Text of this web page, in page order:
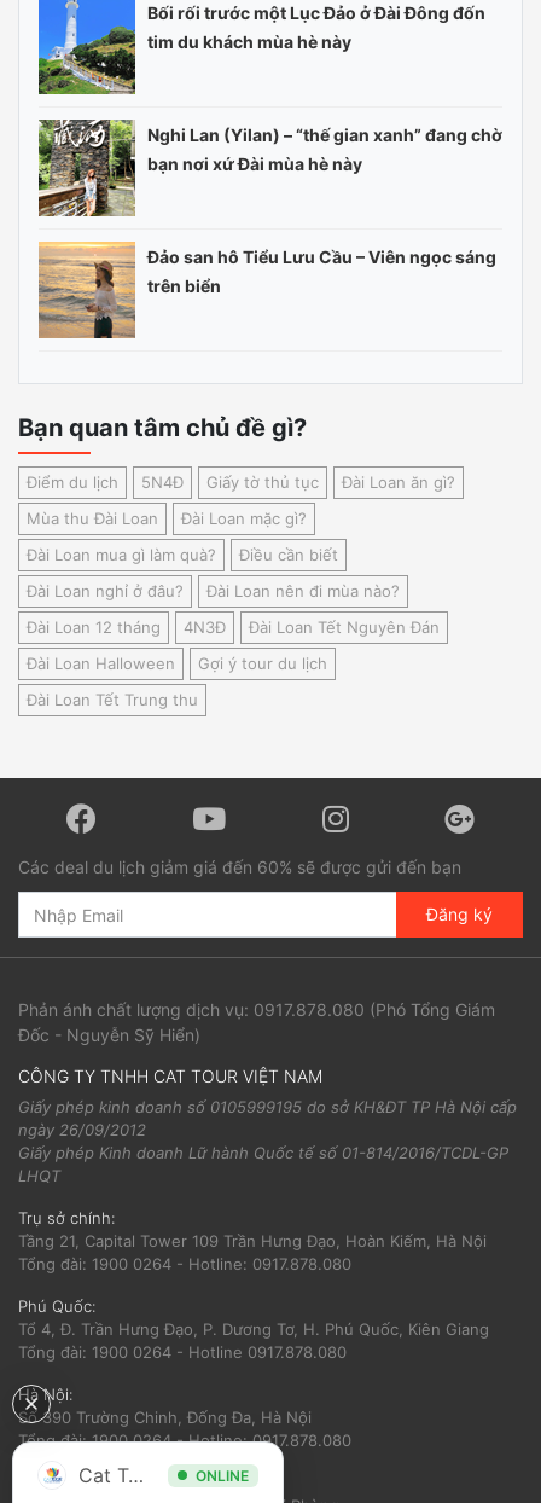
Bối rối trước một Lục Đảo ở Đài Đông đốn
tim du khách mùa hè này
Nghi Lan (Yilan) – “thế gian xanh” đang chờ
bạn nơi xứ Đài mùa hè này
Đảo san hô Tiểu Lưu Cầu – Viên ngọc sáng
trên biển
Bạn quan tâm chủ đề gì?
Điểm du lịch 5N4Đ Giấy tờ thủ tục
Đài Loan ăn gì?
Mùa thu Đài Loan
Đài Loan mặc gì?
Đài Loan mua gì làm quà?
Điều cần biết
Đài Loan nghỉ ở đâu?
Đài Loan nên đi mùa nào?
Đài Loan 12 tháng
4N3Đ
Đài Loan Tết Nguyên Đán
Đài Loan Halloween
Gợi ý tour du lịch
Đài Loan Tết Trung thu
Các deal du lịch giảm giá đến 60% sẽ được gửi đến bạn
Đăng ký
Phản ánh chất lượng dịch vụ: 0917.878.080 (Phó Tổng Giám
Đốc - Nguyễn Sỹ Hiển)
CÔNG TY TNHH CAT TOUR VIỆT NAM
Giấy phép kinh doanh số 0105999195 do sở KH&ĐT TP Hà Nội cấp
ngày 26/09/2012
Giấy phép Kinh doanh Lữ hành Quốc tế số 01-814/2016/TCDL-GP
LHQT
Trụ sở chính:
Tầng 21, Capital Tower 109 Trần Hưng Đạo, Hoàn Kiếm, Hà Nội
Tổng đài: 1900 0264 - Hotline: 0917.878.080
Phú Quốc:
Tổ 4, Đ. Trần Hưng Đạo, P. Dương Tơ, H. Phú Quốc, Kiên Giang
Tổng đài: 1900 0264 - Hotline 0917.878.080
Hà Nội:
Số 390 Trường Chinh, Đống Đa, Hà Nội
Tổng đài: 1900 0264 - Hotline: 0917.878.080
Hải Phòng:
Cat Tour ONLINE